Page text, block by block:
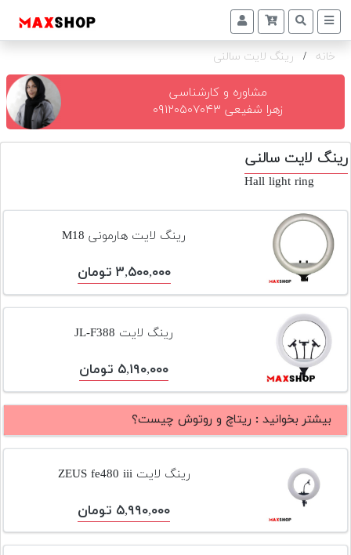
دوربین
و
تجهیزات
و
اکسسوری
دست
دوم
خرید
اقساطی
اجاره
دوربین
و
تجهیزات
مکث
پلاس
افزودن
دست
دوم
لیست
قیمت
خانه / رینگ لایت سالنی
مشاوره و کارشناسی
زهرا شفیعی ۰۹۱۲۰۵۰۷۰۴۳
رینگ لایت سالنی
Hall light ring
رینگ لایت هارمونی M18
۳,۵۰۰,۰۰۰ تومان
رینگ لایت JL-F388
۵,۱۹۰,۰۰۰ تومان
بیشتر بخوانید : ریتاچ و روتوش چیست؟
رینگ لایت ZEUS fe480 iii
۵,۹۹۰,۰۰۰ تومان